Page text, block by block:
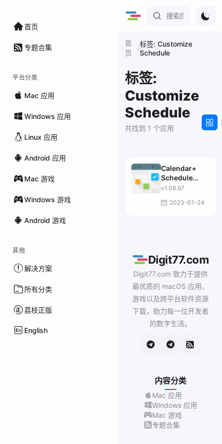
首页
专题合集
平台分类
Mac 应用
Windows 应用
Linux 应用
Android 应用
Mac 游戏
Windows 游戏
Android 游戏
其他
解决方案
所有分类
荔枝正版
English
首
页
/标签: Customize
Schedule
标签:
Customize
Schedule
共找到 1 个应用
Calendar+
Schedule
Planner
v1.08.97
2023-01-24
Digit77.com
Digit77.com 致力于提供
最优质的 macOS 应用、
游戏以及跨平台软件资源
下载，助力每一位开发者
的数字生活。
内容分类
Mac 应用
Windows 应用
Mac 游戏
专题合集